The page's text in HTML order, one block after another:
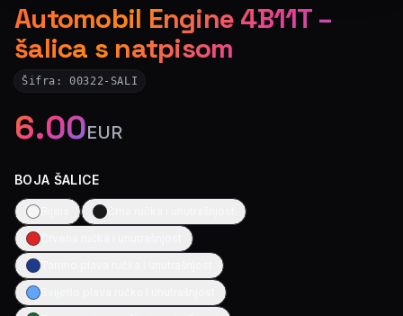
Automobil Engine 4B11T –
šalica s natpisom
Šifra:00322-SALI
6.00EUR
BOJA ŠALICE